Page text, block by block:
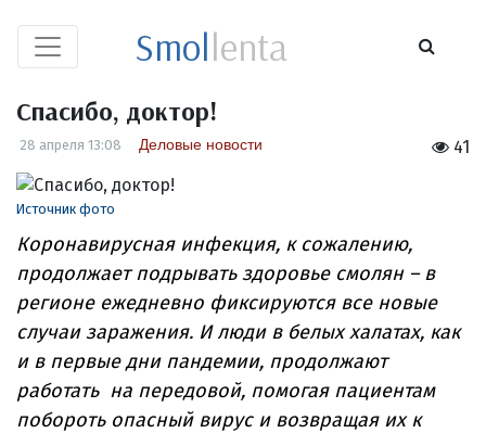
Smollenta
Спасибо, доктор!
41
28 апреля 13:08 Деловые новости
Источник фото
Коронавирусная инфекция, к сожалению,
продолжает подрывать здоровье смолян – в
регионе ежедневно фиксируются все новые
случаи заражения. И люди в белых халатах, как
и в первые дни пандемии, продолжают
работать на передовой, помогая пациентам
побороть опасный вирус и возвращая их к